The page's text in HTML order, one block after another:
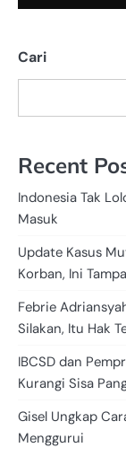
Cari
Recent
Indonesia Tak
Masuk
Update Kasus
Korban, Ini
Febrie
Silakan, Itu Hak
IBCSD dan
Kurangi Sisa
Gisel Ungkap
Menggurui